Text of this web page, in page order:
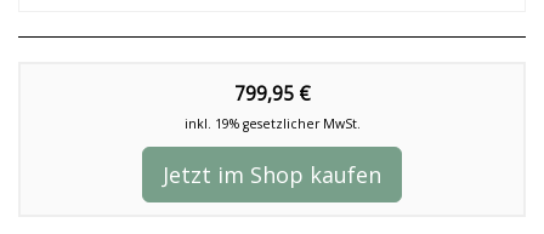
799,95 €
inkl. 19% gesetzlicher MwSt.
Jetzt im Shop kaufen